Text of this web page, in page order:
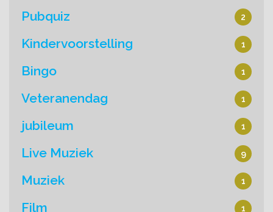
Pubquiz 2
Kindervoorstelling 1
Bingo 1
Veteranendag 1
jubileum 1
Live Muziek 9
Muziek 1
Film 1